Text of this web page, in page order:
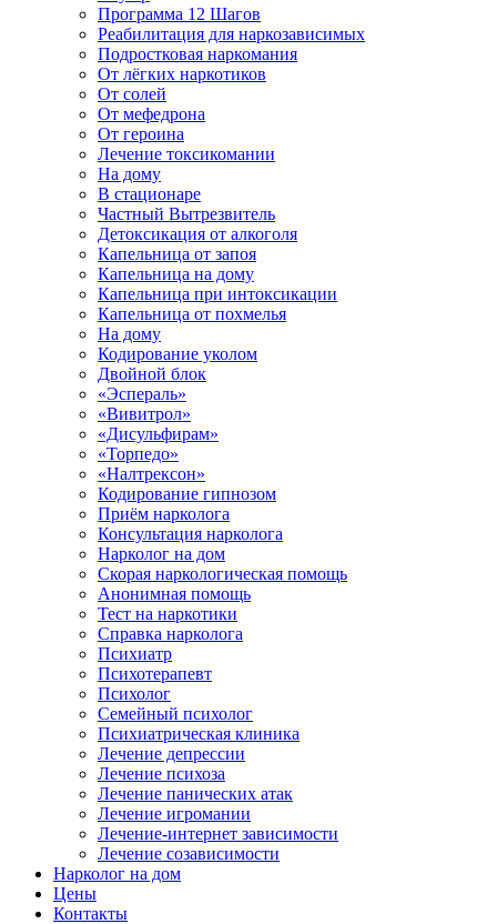
Программа 12 Шагов
Реабилитация для наркозависимых
Подростковая наркомания
От лёгких наркотиков
От солей
От мефедрона
От героина
Лечение токсикомании
На дому
В стационаре
Частный Вытрезвитель
Детоксикация от алкоголя
Капельница от запоя
Капельница на дому
Капельница при интоксикации
Капельница от похмелья
На дому
Кодирование уколом
Двойной блок
«Эспераль»
«Вивитрол»
«Дисульфирам»
«Торпедо»
«Налтрексон»
Кодирование гипнозом
Приём нарколога
Консультация нарколога
Нарколог на дом
Скорая наркологическая помощь
Анонимная помощь
Тест на наркотики
Справка нарколога
Психиатр
Психотерапевт
Психолог
Семейный психолог
Психиатрическая клиника
Лечение депрессии
Лечение психоза
Лечение панических атак
Лечение игромании
Лечение-интернет зависимости
Лечение созависимости
Нарколог на дом
Цены
Контакты